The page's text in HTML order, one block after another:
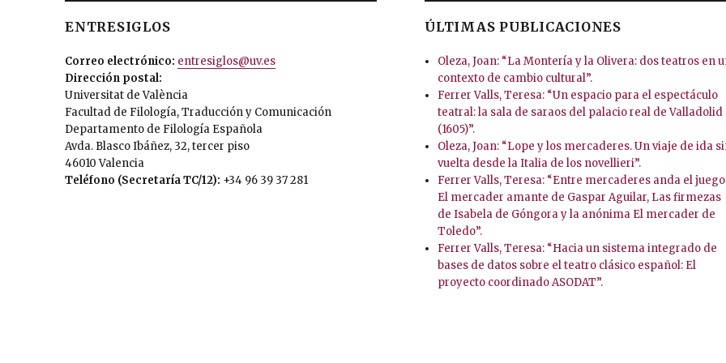
ENTRESIGLOS
Correo electrónico: entresiglos@uv.es
Dirección postal:
Universitat de València
Facultad de Filología, Traducción y Comunicación
Departamento de Filología Española
Avda. Blasco Ibáñez, 32, tercer piso
46010 Valencia
Teléfono (Secretaría TC/12): +34 96 39 37 281
ÚLTIMAS PUBLICACIONES
Oleza, Joan: “La Montería y la Olivera: dos teatros en
contexto de cambio cultural”.
Ferrer Valls, Teresa: “Un espacio para el espectáculo
teatral: la sala de saraos del palacio real de Valladolid
(1605)”.
Oleza, Joan: “Lope y los mercaderes. Un viaje de ida
vuelta desde la Italia de los novellieri”.
Ferrer Valls, Teresa: “Entre mercaderes anda el
El mercader amante de Gaspar Aguilar, Las firmezas
de Isabela de Góngora y la anónima El mercader de
Toledo”.
Ferrer Valls, Teresa: “Hacia un sistema integrado de
bases de datos sobre el teatro clásico español: El
proyecto coordinado ASODAT”.